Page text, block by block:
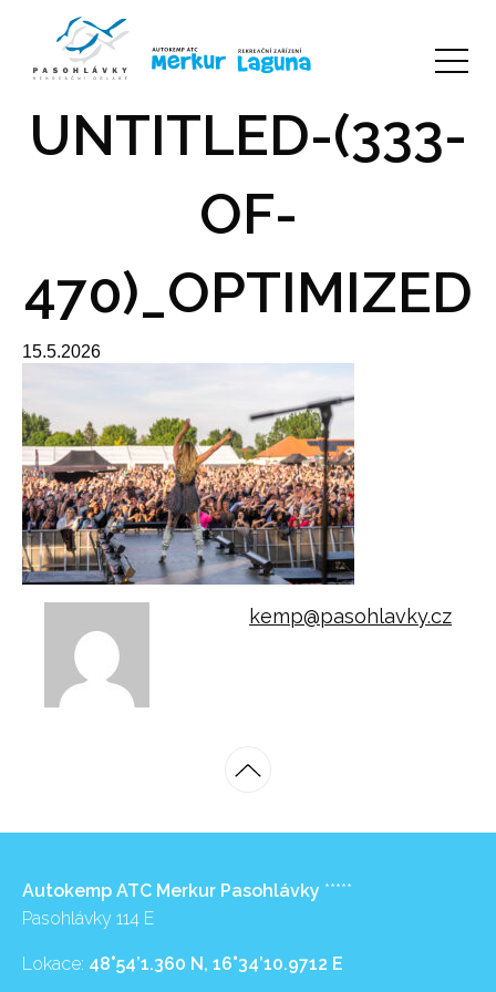
UNTITLED-(333-
OF-
470)_OPTIMIZED
15.5.2026
kemp@pasohlavky.cz
Autokemp ATC Merkur Pasohlávky *****
Pasohlávky 114 E
Lokace: 48°54’1.360 N, 16°34’10.9712 E